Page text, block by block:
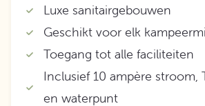
Luxe sanitairgebouwen
Geschikt voor elk
Toegang tot alle faciliteiten
Inclusief 10 ampère stroom,
en waterpunt